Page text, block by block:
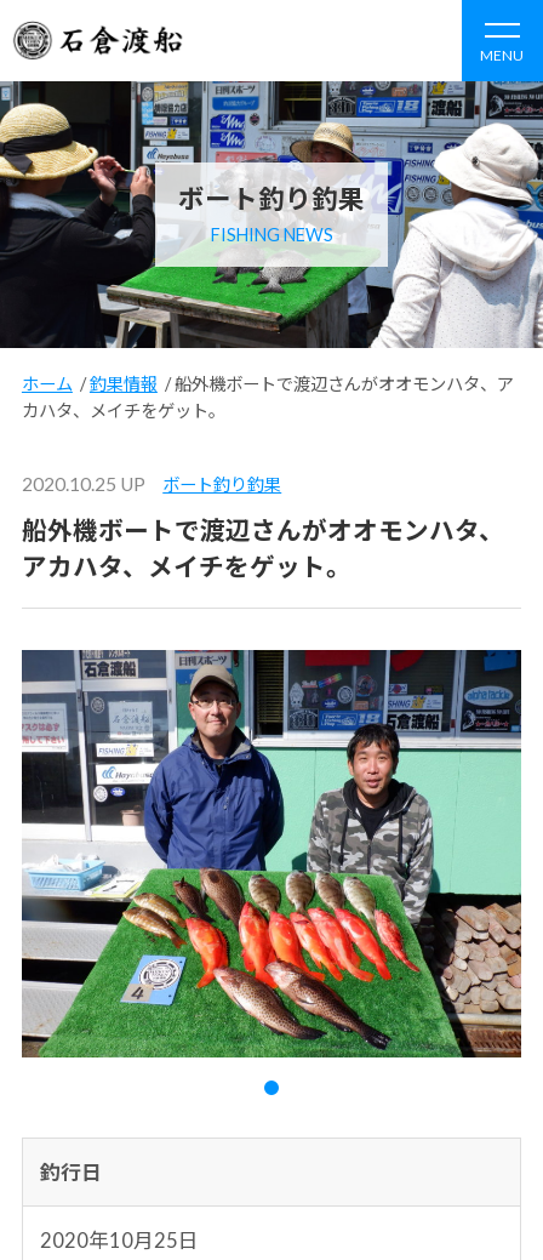
MENU
ボート釣り釣果
FISHING NEWS
ホーム /釣果情報 /船外機ボートで渡辺さんがオオモンハタ、ア
カハタ、メイチをゲット。
2020.10.25 UP ボート釣り釣果
船外機ボートで渡辺さんがオオモンハタ、
アカハタ、メイチをゲット。
釣行日
2020年10月25日